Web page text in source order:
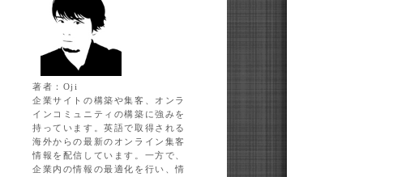
著者：Oji
企業サイトの構築や集客、オンラ
インコミュニティの構築に強みを
持っています。英語で取得される
海外からの最新のオンライン集客
情報を配信しています。一方で、
企業内の情報の最適化を行い、情